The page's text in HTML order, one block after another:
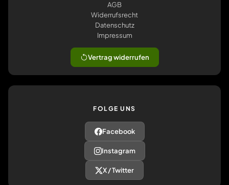
AGB
Widerrufsrecht
Datenschutz
Impressum
Vertrag widerrufen
FOLGE UNS
Facebook
Instagram
X / Twitter